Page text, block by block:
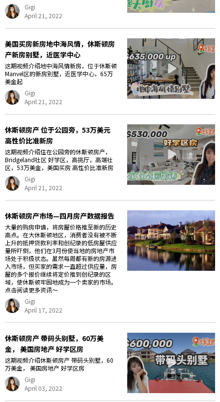
Gigi
April 21, 2022
美国买房新房地中海风情，休斯顿房
产新房别墅，近医学中心
这期视频介绍地中海风情新房，位于休斯顿
Manvel区的新房别墅，近医学中心，65万
美金起
Gigi
April 21, 2022
休斯顿房产 位于公园旁，53万美元
高性价比准新房
这期视频介绍住在公园旁的休斯顿房产，
Bridgeland社区 好学区，高挑厅，高端社
区，53万美金，美国买房 高性价比准新房
Gigi
April 21, 2022
休斯顿房产市场—四月房产数据报告
大量的购房申请，将房屋价格推至新的历史
高点。在大休斯顿地区，消费者没有被不断
上升的抵押贷款利率和创纪录的低房屋供应
量所吓倒，他们在3月份使当地的房地产市
场处于积极状态。虽然每周都有新的房源进
入市场，但买家的需求一直超过供应量，房
屋的多个报价继续将定价推到创纪录的区
域，使休斯顿牢固地成为一个卖家的市场。
点击阅读更多资讯～
Gigi
April 17, 2022
休斯顿房产 带码头别墅，60万美
金， 美国房地产 好学区房
这期视频介绍休斯顿房产 带码头别墅，60
万美金， 美国房地产 好学区房
Gigi
April 03, 2022